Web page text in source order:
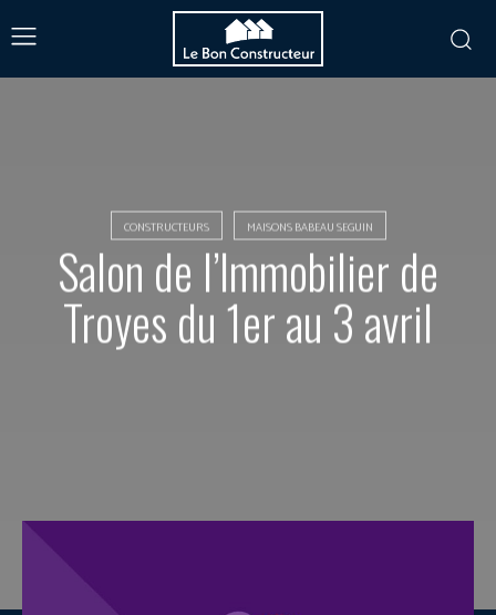
CONSTRUCTEURS MAISONS BABEAU SEGUIN
Salon de l’Immobilier de
Troyes du 1er au 3 avril